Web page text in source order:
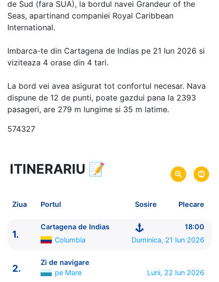
de Sud (fara SUA), la bordul navei Grandeur of the
Seas, apartinand companiei Royal Caribbean
International.
Imbarca-te din Cartagena de Indias pe 21 Iun 2026 si
viziteaza 4 orase din 4 tari.
La bord vei avea asigurat tot confortul necesar. Nava
dispune de 12 de punti, poate gazdui pana la 2393
pasageri, are 279 m lungime si 35 m latime.
574327
8 zile vacanta de croaziera in
Caraibe de Sud (fara SUA) -
Plecare pe 21 Iun 2026
din Cartagena de Indias,
Sosire pe 28 Iun 2026in Cartagena de Indias,
Columbia
Royal Caribbean International
Grandeur of the Seas
ITINERARIU 📝
Ziua Portul Sosire Plecare
1.
Cartagena de Indias
18:00
Columbia
Duminica, 21 Iun 2026
2.
Zi de navigare
pe Mare
Luni, 22 Iun 2026